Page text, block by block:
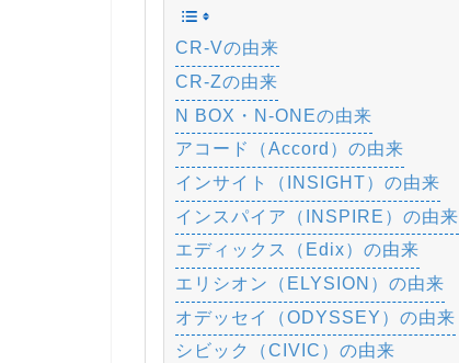
CR-Vの由来
CR-Zの由来
N BOX・N-ONEの由来
アコード（Accord）の由来
インサイト（INSIGHT）の由来
インスパイア（INSPIRE）の由来
エディックス（Edix）の由来
エリシオン（ELYSION）の由来
オデッセイ（ODYSSEY）の由来
シビック（CIVIC）の由来